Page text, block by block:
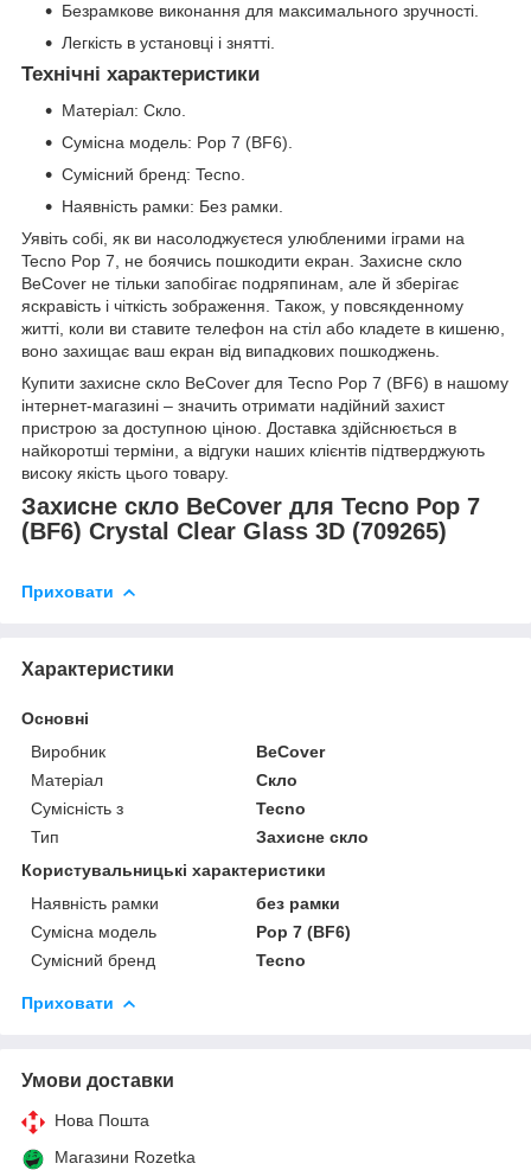
Безрамкове виконання для максимального зручності.
Легкість в установці і знятті.
Технічні характеристики
Матеріал: Скло.
Сумісна модель: Pop 7 (BF6).
Сумісний бренд: Tecno.
Наявність рамки: Без рамки.
Уявіть собі, як ви насолоджуєтеся улюбленими іграми на
Tecno Pop 7, не боячись пошкодити екран. Захисне скло
BeCover не тільки запобігає подряпинам, але й зберігає
яскравість і чіткість зображення. Також, у повсякденному
житті, коли ви ставите телефон на стіл або кладете в кишеню,
воно захищає ваш екран від випадкових пошкоджень.
Купити захисне скло BeCover для Tecno Pop 7 (BF6) в нашому
інтернет-магазині – значить отримати надійний захист
пристрою за доступною ціною. Доставка здійснюється в
найкоротші терміни, а відгуки наших клієнтів підтверджують
високу якість цього товару.
Захисне скло BeCover для Tecno Pop 7
(BF6) Crystal Clear Glass 3D (709265)
Приховати
Характеристики
Основні
Виробник
BeCover
Матеріал
Скло
Сумісність з
Tecno
Тип
Захисне скло
Користувальницькі характеристики
Наявність рамки
без рамки
Сумісна модель
Pop 7 (BF6)
Сумісний бренд
Tecno
Приховати
Умови доставки
Нова Пошта
Магазини Rozetka